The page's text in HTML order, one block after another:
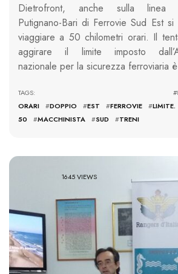
Dietrofront, anche sulla linea
Putignano-Bari di Ferrovie Sud Est si
viaggiare a 50 chilometri orari. Il
aggirare il limite imposto
nazionale per la sicurezza ferroviaria
TAGS: #
ORARI
#DOPPIO #EST #FERROVIE #LIMITE.
50
#MACCHINISTA #SUD #TRENI
1645 VIEWS